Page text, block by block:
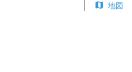
地図